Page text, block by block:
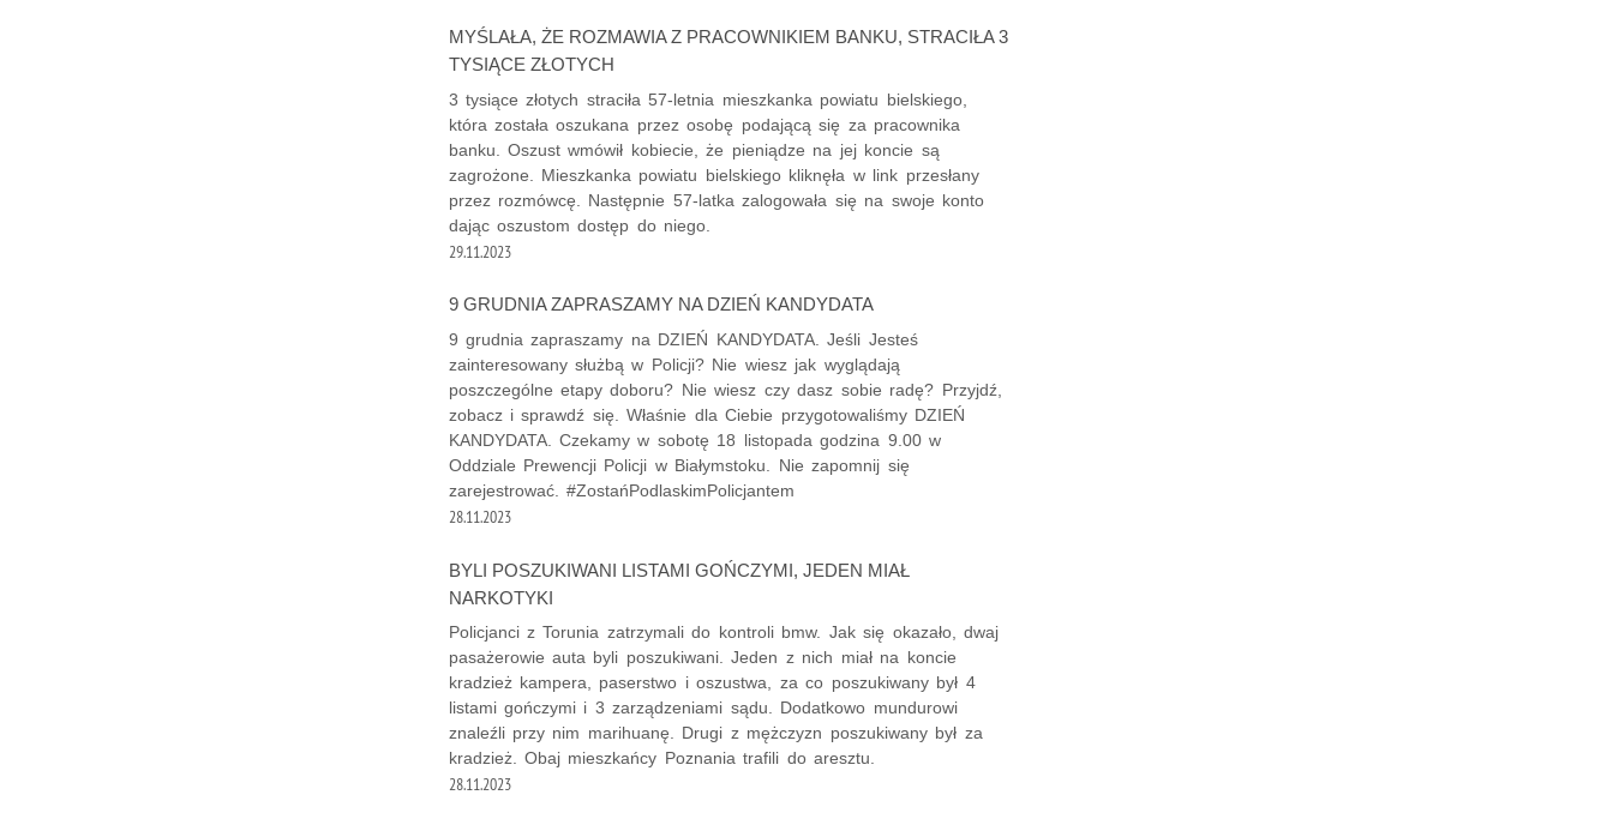
MYŚLAŁA, ŻE ROZMAWIA Z PRACOWNIKIEM BANKU, STRACIŁA 3
TYSIĄCE ZŁOTYCH
3 tysiące złotych straciła 57-letnia mieszkanka powiatu bielskiego,
która została oszukana przez osobę podającą się za pracownika
banku. Oszust wmówił kobiecie, że pieniądze na jej koncie są
zagrożone. Mieszkanka powiatu bielskiego kliknęła w link przesłany
przez rozmówcę. Następnie 57-latka zalogowała się na swoje konto
dając oszustom dostęp do niego.
29.11.2023
9 GRUDNIA ZAPRASZAMY NA DZIEŃ KANDYDATA
9 grudnia zapraszamy na DZIEŃ KANDYDATA. Jeśli Jesteś
zainteresowany służbą w Policji? Nie wiesz jak wyglądają
poszczególne etapy doboru? Nie wiesz czy dasz sobie radę? Przyjdź,
zobacz i sprawdź się. Właśnie dla Ciebie przygotowaliśmy DZIEŃ
KANDYDATA. Czekamy w sobotę 18 listopada godzina 9.00 w
Oddziale Prewencji Policji w Białymstoku. Nie zapomnij się
zarejestrować. #ZostańPodlaskimPolicjantem
28.11.2023
BYLI POSZUKIWANI LISTAMI GOŃCZYMI, JEDEN MIAŁ
NARKOTYKI
Policjanci z Torunia zatrzymali do kontroli bmw. Jak się okazało, dwaj
pasażerowie auta byli poszukiwani. Jeden z nich miał na koncie
kradzież kampera, paserstwo i oszustwa, za co poszukiwany był 4
listami gończymi i 3 zarządzeniami sądu. Dodatkowo mundurowi
znaleźli przy nim marihuanę. Drugi z mężczyzn poszukiwany był za
kradzież. Obaj mieszkańcy Poznania trafili do aresztu.
28.11.2023